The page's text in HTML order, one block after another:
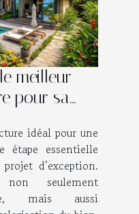
meilleur
pour sa
idéal pour une
étape essentielle
d’exception.
seulement
mais aussi